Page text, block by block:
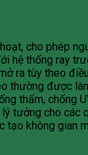
cho phép
hệ thống ray
ra tùy theo
thường được
thấm, chống
tưởng cho các
tạo không gian